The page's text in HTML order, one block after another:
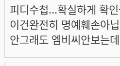
피디수첩...확실하게 확
이건완전히 명예훼손아
안그래도 엠비씨안보는